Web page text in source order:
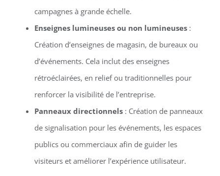
campagnes à grande échelle.
Enseignes lumineuses ou non lumineuses:
Création d’enseignes de magasin, de bureaux ou
d’événements. Cela inclut des enseignes
rétroéclairées, en relief ou traditionnelles pour
renforcer la visibilité de l’entreprise.
Panneaux directionnels: Création de panneaux
de signalisation pour les événements, les espaces
publics ou commerciaux afin de guider les
visiteurs et améliorer l’expérience utilisateur.